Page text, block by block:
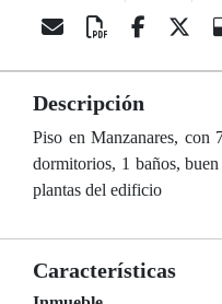
Descripción
Piso en Manzanares, con
dormitorios, 1 baños,
plantas del edificio
Características